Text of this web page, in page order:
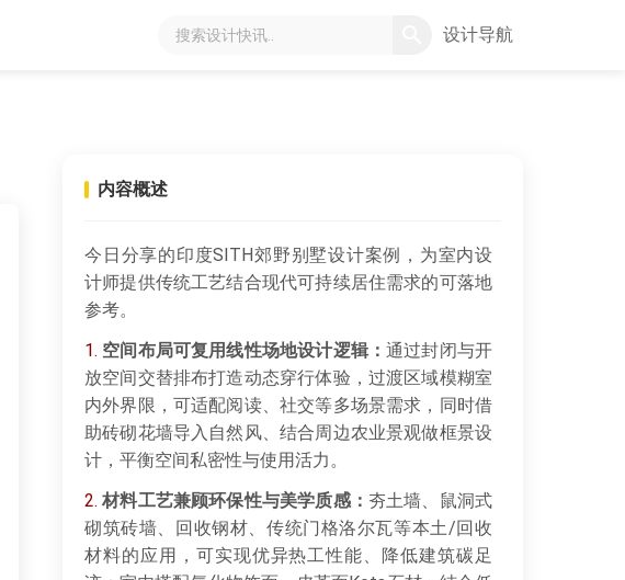
设计导航
内容概述
今日分享的印度SITH郊野别墅设计案例，为室内设
计师提供传统工艺结合现代可持续居住需求的可落地
参考。
1. 空间布局可复用线性场地设计逻辑：通过封闭与开
放空间交替排布打造动态穿行体验，过渡区域模糊室
内外界限，可适配阅读、社交等多场景需求，同时借
助砖砌花墙导入自然风、结合周边农业景观做框景设
计，平衡空间私密性与使用活力。
2. 材料工艺兼顾环保性与美学质感： 夯土墙、鼠洞式
砌筑砖墙、回收钢材、传统门格洛尔瓦等本土/回收
材料的应用，可实现优异热工性能、降低建筑碳足